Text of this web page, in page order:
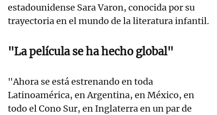
estadounidense Sara Varon, conocida por su
trayectoria en el mundo de la literatura infantil.
"La película se ha hecho global"
"Ahora se está estrenando en toda
Latinoamérica, en Argentina, en México, en
todo el Cono Sur, en Inglaterra en un par de